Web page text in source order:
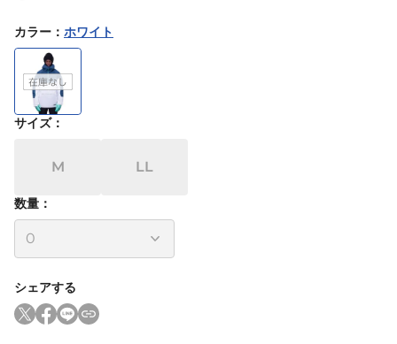
カラー ： ホワイト
サイズ：
M LL
数量：
シェアする